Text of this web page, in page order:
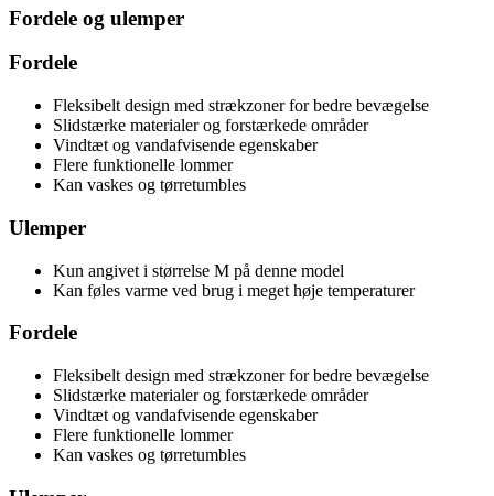
Fordele og ulemper
Fordele
Fleksibelt design med strækzoner for bedre bevægelse
Slidstærke materialer og forstærkede områder
Vindtæt og vandafvisende egenskaber
Flere funktionelle lommer
Kan vaskes og tørretumbles
Ulemper
Kun angivet i størrelse M på denne model
Kan føles varme ved brug i meget høje temperaturer
Fordele
Fleksibelt design med strækzoner for bedre bevægelse
Slidstærke materialer og forstærkede områder
Vindtæt og vandafvisende egenskaber
Flere funktionelle lommer
Kan vaskes og tørretumbles